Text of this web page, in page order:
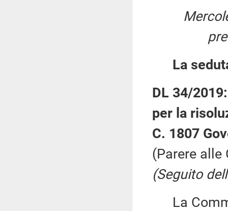
La
DL 34/
per la
C. 1807
(Parere alle
(Seguito
La